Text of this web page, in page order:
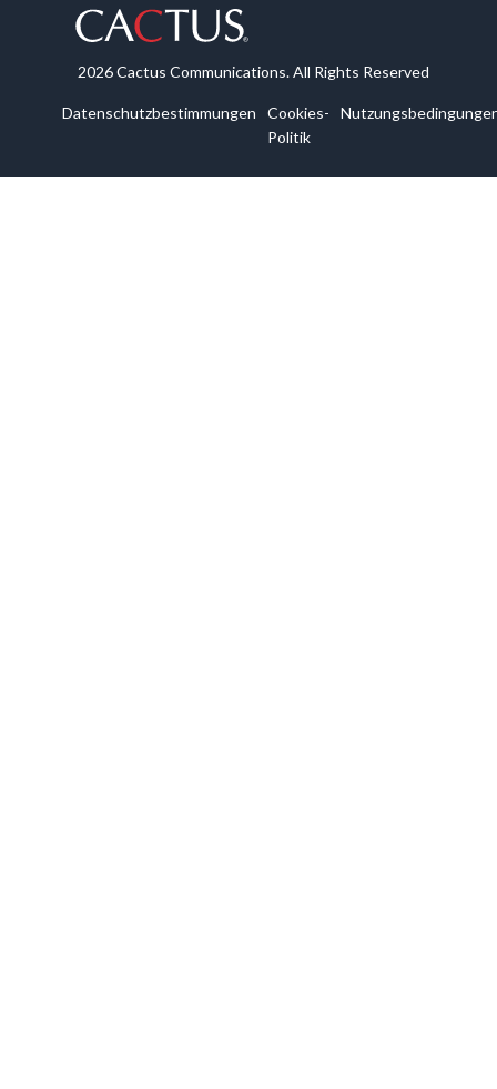
2026 Cactus Communications. All Rights Reserved
Datenschutzbestimmungen
Cookies-
Politik